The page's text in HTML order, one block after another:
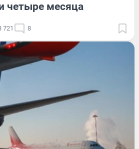
четыре месяца
721 8